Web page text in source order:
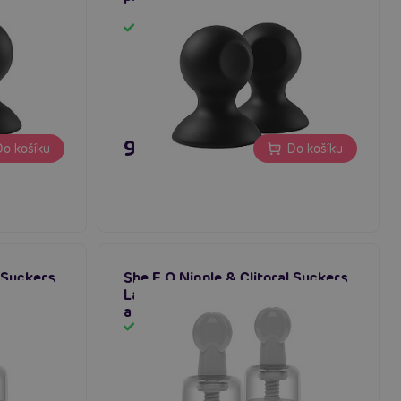
košíku 9,96 € Do košíku
She.E.O Nipple & Clitoral Suckers
Large, sací přísavky na bradavky
a klitoris
Skladem